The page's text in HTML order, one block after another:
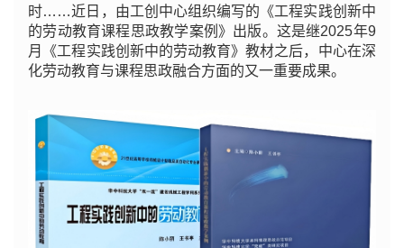
时……近日， 由工创中心组织编写的《工程实践创新中
的劳动教育课程思政教学案例》出版。这是继2025年9
月《工程实践创新中的劳动教育》教材之后，中心在深
化劳动教育与课程思政融合方面的又一重要成果。